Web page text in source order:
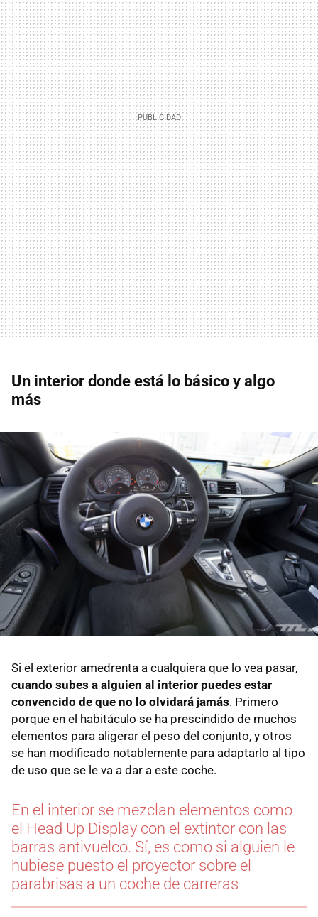
Un interior donde está lo básico y algo
más
Si el exterior amedrenta a cualquiera que lo vea pasar,
cuando subes a alguien al interior puedes estar
convencido de que no lo olvidará jamás. Primero
porque en el habitáculo se ha prescindido de muchos
elementos para aligerar el peso del conjunto, y otros
se han modificado notablemente para adaptarlo al tipo
de uso que se le va a dar a este coche.
En el interior se mezclan elementos como
el Head Up Display con el extintor con las
barras antivuelco. Sí, es como si alguien le
hubiese puesto el proyector sobre el
parabrisas a un coche de carreras